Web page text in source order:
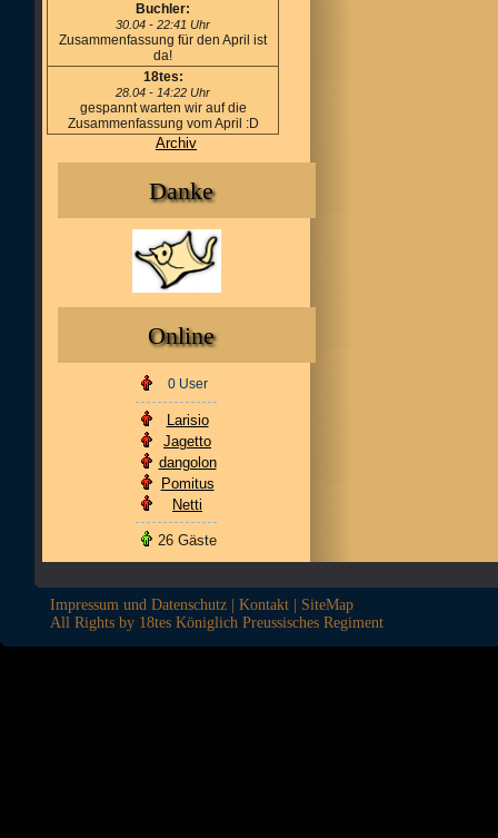
Buchler:
30.04 - 22:41 Uhr
Zusammenfassung für den April ist
da!
18tes:
28.04 - 14:22 Uhr
gespannt warten wir auf die
Zusammenfassung vom April :D
Archiv
Danke
Online
0 User
Larisio
Jagetto
dangolon
Pomitus
Netti
26 Gäste
Impressum und Datenschutz Kontakt
SiteMap
All Rights by 18tes Königlich Preussisches Regiment